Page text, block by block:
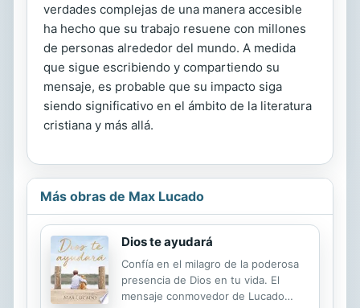
verdades complejas de una manera accesible
ha hecho que su trabajo resuene con millones
de personas alrededor del mundo. A medida
que sigue escribiendo y compartiendo su
mensaje, es probable que su impacto siga
siendo significativo en el ámbito de la literatura
cristiana y más allá.
Más obras de Max Lucado
Dios te ayudará
Confía en el milagro de la poderosa
presencia de Dios en tu vida. El
mensaje conmovedor de Lucado